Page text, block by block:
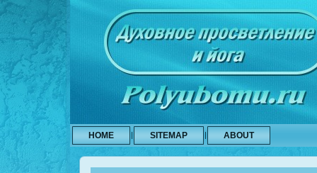
HOME SITEMAP ABOUT